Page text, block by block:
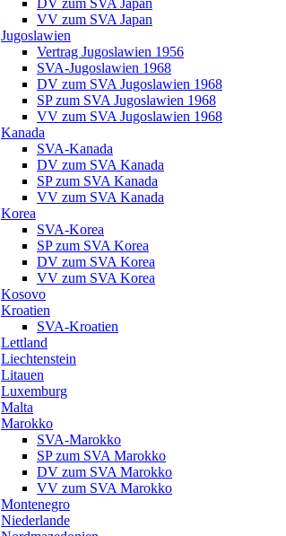
VV zum SVA Japan
Jugoslawien
Vertrag Jugoslawien 1956
SVA-Jugoslawien 1968
DV zum SVA Jugoslawien 1968
SP zum SVA Jugoslawien 1968
VV zum SVA Jugoslawien 1968
Kanada
SVA-Kanada
DV zum SVA Kanada
SP zum SVA Kanada
VV zum SVA Kanada
Korea
SVA-Korea
SP zum SVA Korea
DV zum SVA Korea
VV zum SVA Korea
Kosovo
Kroatien
SVA-Kroatien
Lettland
Liechtenstein
Litauen
Luxemburg
Malta
Marokko
SVA-Marokko
SP zum SVA Marokko
DV zum SVA Marokko
VV zum SVA Marokko
Montenegro
Niederlande